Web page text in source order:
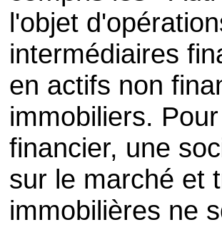
l'objet
intermédiaires
en actifs non
immobiliers.
financier, une
sur le marché et
immobilières ne